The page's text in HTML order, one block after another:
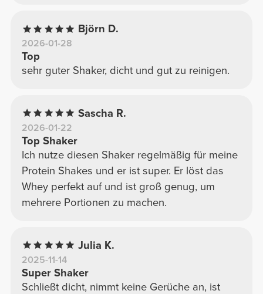
Björn D.
2026-01-28
Top
sehr guter Shaker, dicht und gut zu reinigen.
Sascha R.
2026-01-22
Top Shaker
Ich nutze diesen Shaker regelmäßig für meine
Protein Shakes und er ist super. Er löst das
Whey perfekt auf und ist groß genug, um
mehrere Portionen zu machen.
Julia K.
2025-11-14
Super Shaker
Schließt dicht, nimmt keine Gerüche an, ist